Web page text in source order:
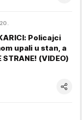
Policajci
upali u stan, a
STRANE! (VIDEO)